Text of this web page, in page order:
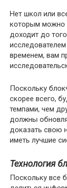
Нет школ или
которым можно
доходит до
временем, вам
Поскольку
скорее всего,
темпами, чем
должны
доказать свою
иметь лучшие
Технология
Поскольку все